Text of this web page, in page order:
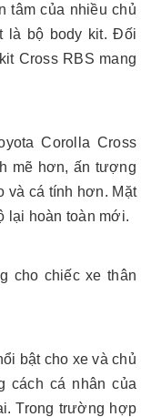
tâm của nhiều chủ
là bộ body kit. Đối
Cross RBS mang
Corolla Cross
mẽ hơn, ấn tượng
và cá tính hơn. Mặt
lại hoàn toàn mới.
cho chiếc xe thân
bật cho xe và chủ
cách cá nhân của
Trong trường hợp